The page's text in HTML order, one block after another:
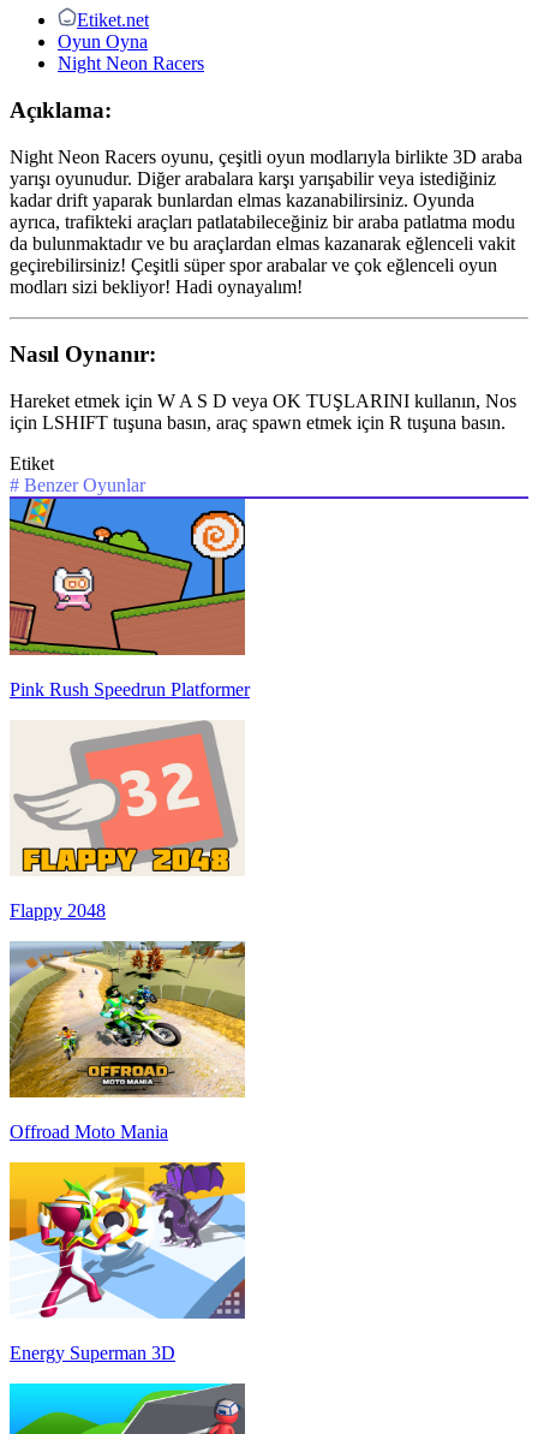
Etiket.net
Oyun Oyna
Night Neon Racers
Açıklama:
Night Neon Racers oyunu, çeşitli oyun modlarıyla birlikte 3D araba
yarışı oyunudur. Diğer arabalara karşı yarışabilir veya istediğiniz
kadar drift yaparak bunlardan elmas kazanabilirsiniz. Oyunda
ayrıca, trafikteki araçları patlatabileceğiniz bir araba patlatma modu
da bulunmaktadır ve bu araçlardan elmas kazanarak eğlenceli vakit
geçirebilirsiniz! Çeşitli süper spor arabalar ve çok eğlenceli oyun
modları sizi bekliyor! Hadi oynayalım!
Nasıl Oynanır:
Hareket etmek için W A S D veya OK TUŞLARINI kullanın, Nos
için LSHIFT tuşuna basın, araç spawn etmek için R tuşuna basın.
Etiket
# Benzer Oyunlar
Pink Rush Speedrun Platformer
Flappy 2048
Offroad Moto Mania
Energy Superman 3D